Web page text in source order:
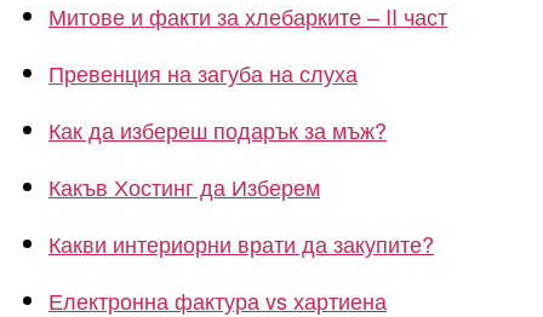
Митове и факти за хлебарките – II част
Превенция на загуба на слуха
Как да избереш подарък за мъж?
Какъв Хостинг да Изберем
Какви интериорни врати да закупите?
Електронна фактура vs хартиена